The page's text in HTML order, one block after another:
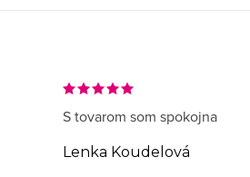
S tovarom som spokojna
Lenka Koudelová